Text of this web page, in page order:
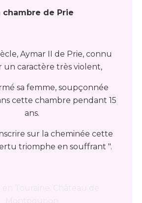
chambre de Prie
Aymar II de Prie, connu
un caractère très violent,
sa femme, soupçonnée
cette chambre pendant 15
ans.
sur la cheminée cette
triomphe en souffrant ".